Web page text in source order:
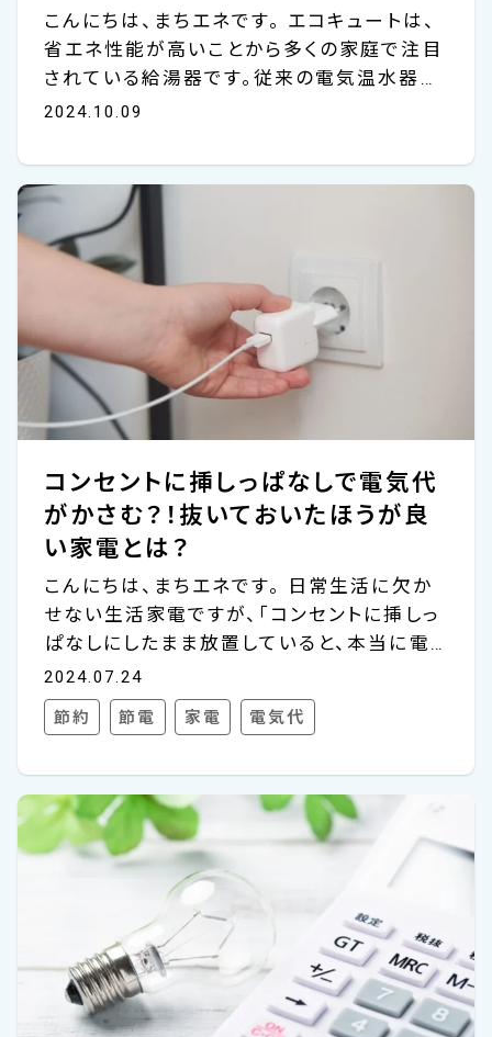
こんにちは、まちエネです。 エコキュートは、
省エネ性能が高いことから多くの家庭で注目
されている給湯器です。従来の電気温水器や
ガス給湯器に代わる新しい選択肢として、エ
かし、その高性能ぶりに惹かれて導入してみ
たものの、実際の電気代について詳しく知ら
ない方も多いのではないでしょうか？ 今回
は、エコキュートの電気代について詳しく解
説します。まずはエコキュートの基本的な仕
組みから、その消費電力、そして実際の電気
代がどのくらいになるのかを見ていきましょ
う。さらに、エコキュートの電気代を節約する
ための具体的な方法も紹介します。 エコキュ
ートの導入を考えている方、すで...
2024.10.09
コンセントに挿しっぱなしで電気代
がかさむ？！抜いておいたほうが良
い家電とは？
こんにちは、まちエネです。 日常生活に欠か
せない生活家電ですが、「コンセントに挿しっ
ぱなしにしたまま放置していると、本当に電
気代がかさむの？」というのは多くの人が抱く
疑問の一つでしょう。 私たちの生活には必要
不可欠な様々な電化製品が数多く存在し、つ
る現代では、無駄な電力消費を避けたいと考
える方も増えています。 このコラムでは、コン
セントに挿しっぱなしにした場合の電気代に
ついて深く掘り下げ、コンセントからこまめに
抜く方がいいか解説します。実際にコンセント
から抜くことで得られる節約効果や、挿しっぱ
なしにした場合に発...
2024.07.24
節約 節電 家電 電気代